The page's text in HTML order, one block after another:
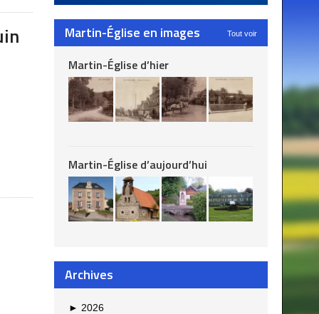
Martin-Église en images Tout voir
Martin-Église d’hier
Martin-Église d’aujourd’hui
Archives
► 2026